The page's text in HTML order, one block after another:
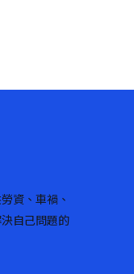
資、車禍、
自己問題的